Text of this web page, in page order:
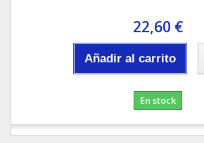
22,60 €
Añadir al carrito
En stock